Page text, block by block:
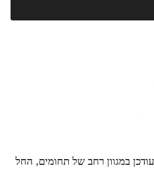
במגוון רחב של תחומים, החל